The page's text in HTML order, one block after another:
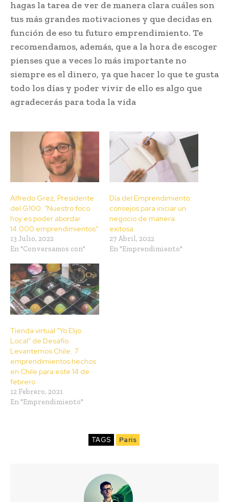
hagas la tarea de ver de manera clara cuáles son
tus más grandes motivaciones y que decidas en
función de eso tu futuro emprendimiento. Te
recomendamos, además, que a la hora de escoger
pienses que a veces lo más importante no
siempre es el dinero, ya que hacer lo que te gusta
todo los días y poder vivir de ello es algo que
agradecerás para toda la vida
Alfredo Grez, Presidente
del G100: “Nuestro foco
hoy es poder abordar
14.000 emprendimientos”
13 Julio, 2022
En "Conversamos con"
Día del Emprendimiento:
consejos para iniciar un
negocio de manera
exitosa
27 Abril, 2022
En "Emprendimiento"
Tienda virtual “Yo Elijo
Local” de Desafío
Levantemos Chile: 7
emprendimientos hechos
en Chile para este 14 de
febrero
12 Febrero, 2021
En "Emprendimiento"
TAGS Paris